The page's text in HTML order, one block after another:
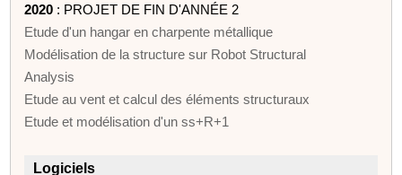
2020 : PROJET DE FIN D'ANNÉE 2
Etude d'un hangar en charpente métallique
Modélisation de la structure sur Robot Structural
Analysis
Etude au vent et calcul des éléments structuraux
Etude et modélisation d'un ss+R+1
Logiciels